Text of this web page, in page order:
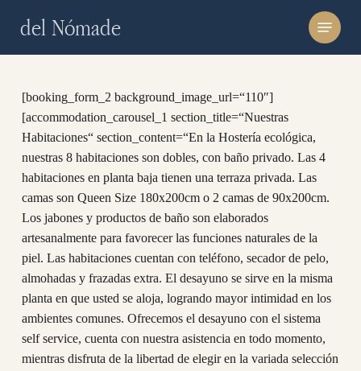
del Nómade Menu
[booking_form_2 background_image_url=“110″]
[accommodation_carousel_1 section_title=“Nuestras
Habitaciones“ section_content=“En la Hostería ecológica,
nuestras 8 habitaciones son dobles, con baño privado. Las 4
habitaciones en planta baja tienen una terraza privada. Las
camas son Queen Size 180x200cm o 2 camas de 90x200cm.
Los jabones y productos de baño son elaborados
artesanalmente para favorecer las funciones naturales de la
piel. Las habitaciones cuentan con teléfono, secador de pelo,
almohadas y frazadas extra. El desayuno se sirve en la misma
planta en que usted se aloja, logrando mayor intimidad en los
ambientes comunes. Ofrecemos el desayuno con el sistema
self service, cuenta con nuestra asistencia en todo momento,
mientras disfruta de la libertad de elegir en la variada selección